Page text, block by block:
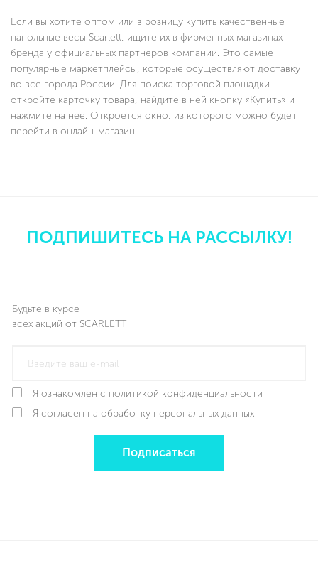
Если вы хотите оптом или в розницу купить качественные
напольные весы Scarlett, ищите их в фирменных магазинах
бренда у официальных партнеров компании. Это самые
популярные маркетплейсы, которые осуществляют доставку
во все города России. Для поиска торговой площадки
откройте карточку товара, найдите в ней кнопку «Купить» и
нажмите на неё. Откроется окно, из которого можно будет
перейти в онлайн-магазин.
ПОДПИШИТЕСЬ НА РАССЫЛКУ!
Будьте в курсе
всех акций от SCARLETT
Я ознакомлен с политикой конфиденциальности
Я согласен на обработку персональных данных
Подписаться